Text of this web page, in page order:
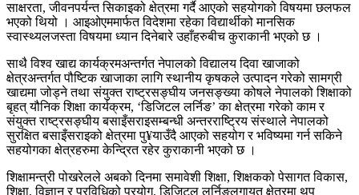
साक्षरता, जीवनपर्यन्त सिकाइको क्षेत्रमा गर्दै आएको सहयोगको विषयमा छलफल
भएको थियो । आइओएममार्फत विदेशमा रहेका विद्यार्थीको मानसिक
स्वास्थ्यलजस्ता विषयमा ध्यान दिनेबारे उहाँहरुबीच कुराकानी भएको छ ।
साथै विश्व खाद्य कार्यक्रमअन्तर्गत नेपालको विद्यालय दिवा खाजाको
क्षेत्रअन्तर्गत पौष्टिक खाजाका लागि स्थानीय कृषकले उत्पादन गरेको सामग्री
खाद्यमा जोड्ने तथा संयुक्त राष्ट्रसङ्घीय जनसङ्ख्या कोषले नेपालको शिक्षाको
बृहत् यौनिक शिक्षा कार्यक्रम, ‘डिजिटल लर्निङ’ का क्षेत्रमा गरेको काम र
संयुक्त राष्ट्रसङ्घीय बसाइँसराइसम्बन्धी अन्तरराष्ट्रिय संस्थाले नेपालको
सुरक्षित बसाइँसराइको क्षेत्रमा पु¥याउँदै आएको सहयोग र भविष्यमा गर्न सकिने
सहयोगका क्षेत्रहरुमा केन्द्रित रहेर कुराकानी भएको छ ।
शिक्षामन्त्री पोखरेलले अबको दिनमा समावेशी शिक्षा, शिक्षकको पेसागत विकास,
शिक्षा, विज्ञान र प्रविधिको प्रयोग, डिजिटल लर्निङलगायत क्षेत्रमा थप